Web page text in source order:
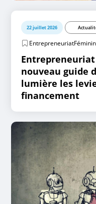
22 juillet 2026
EntrepreneuriatFéminin
nouveau guide
lumière les
financement